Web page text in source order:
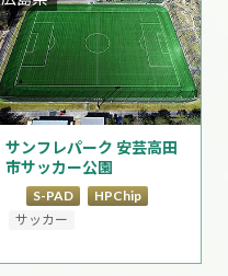
サンフレパーク 安芸高田
市サッカー公園
S-PAD
HPChip
サッカー